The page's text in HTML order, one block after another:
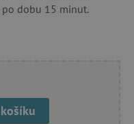
dobu 15 minut.